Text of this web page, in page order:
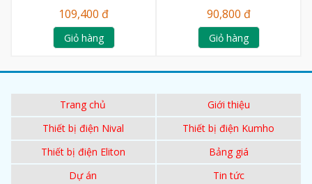
109,400 đ
Giỏ hàng
90,800 đ
Giỏ hàng
Trang chủ
Giới thiệu
Thiết bị điện Nival
Thiết bị điện Kumho
Thiết bị điện Eliton
Bảng giá
Dự án
Tin tức